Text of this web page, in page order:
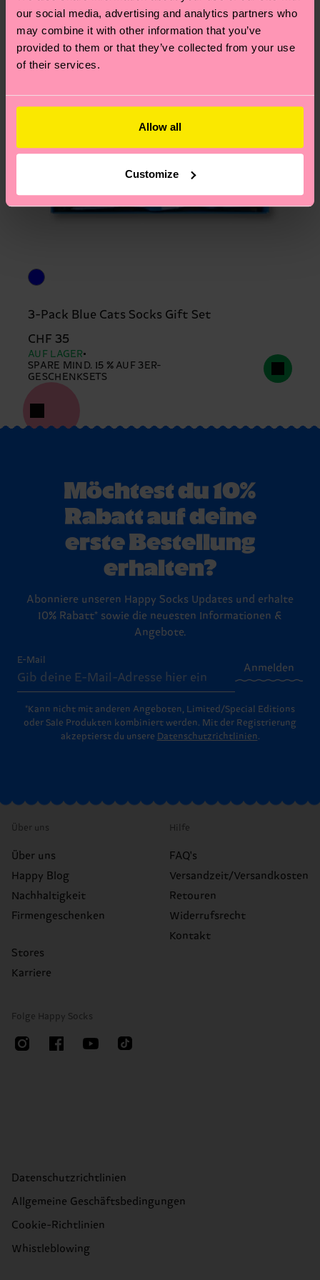
our social media, advertising and analytics partners who
may combine it with other information that you’ve
provided to them or that they’ve collected from your use
of their services.
Allow all
Customize
3-Pack Blue Cats Socks Gift Set
CHF 35
AUF LAGER
SPARE MIND. 15 % AUF 3ER-
GESCHENKSETS
Möchtest du 10%
Rabatt auf deine
erste Bestellung
erhalten?
Abonniere unseren Happy Socks Updates und erhalte
10% Rabatt* sowie die neuesten Informationen &
Angebote.
E-Mail
Anmelden
*Kann nicht mit anderen Angeboten, Limited/Special Editions
oder Sale Produkten kombiniert werden. Mit der Registrierung
akzeptierst du unsere Datenschutzrichtlinien.
Über uns
Über uns
Happy Blog
Nachhaltigkeit
Firmengeschenken
Stores
Karriere
Hilfe
FAQ's
Versandzeit/Versandkosten
Retouren
Widerrufsrecht
Kontakt
Folge Happy Socks
Datenschutzrichtlinien
Allgemeine Geschäftsbedingungen
Cookie-Richtlinien
Whistleblowing